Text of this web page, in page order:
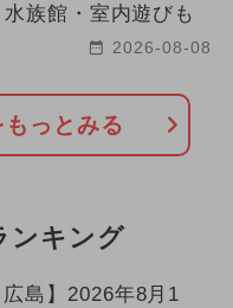
族館・室内遊びも
2026-08-08
っとみる
ンキング
広島】2026年8月1